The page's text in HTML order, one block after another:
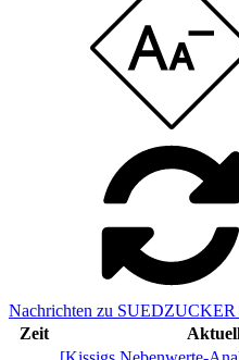
Nachrichten zu
Zeit